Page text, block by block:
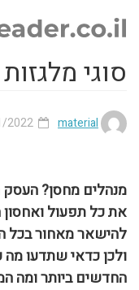
סוגי
material
מנהלים מחסן?
את כל תפעול ואחסון
להישאר מאחור בכל
ולכן כדאי שתדעו
החדשים ביותר ומה